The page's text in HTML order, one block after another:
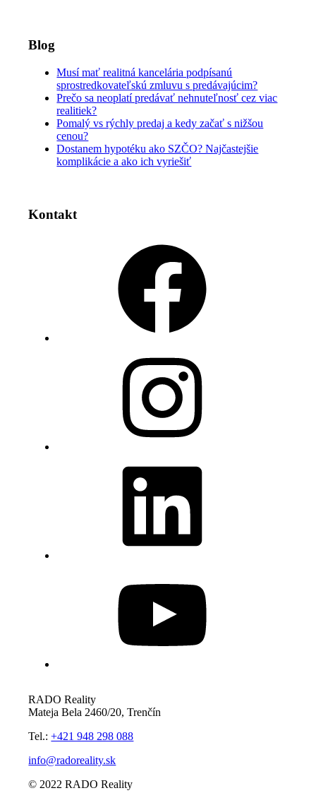
Blog
Musí mať realitná kancelária podpísanú
sprostredkovateľskú zmluvu s predávajúcim?
Prečo sa neoplatí predávať nehnuteľnosť cez viac
realitiek?
Pomalý vs rýchly predaj a kedy začať s nižšou
cenou?
Dostanem hypotéku ako SZČO? Najčastejšie
komplikácie a ako ich vyriešiť
Kontakt
RADO Reality
Mateja Bela 2460/20, Trenčín
Tel.:+421 948 298 088
info@radoreality.sk
© 2022 RADO Reality